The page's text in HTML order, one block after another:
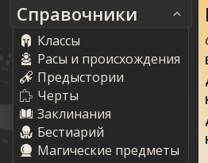
Справочники
Классы
Расы и происхождения
Предыстории
Черты
Заклинания
Бестиарий
Магические предметы